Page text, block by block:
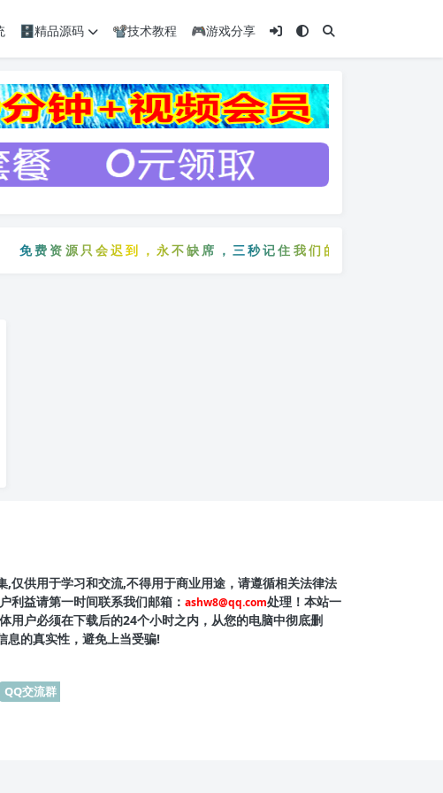
🗄️精品源码 📽️技术教程 🎮游戏分享
免费资源只会迟到，永不缺席，三秒记住我们的网站：
,仅供用于学习和交流,不得用于商业用途，请遵循相关法律法
利益请第一时间联系我们邮箱： ashw8@qq.com处理！本站一
用户必须在下载后的24个小时之内，从您的电脑中彻底删
息的真实性，避免上当受骗!
QQ交流群